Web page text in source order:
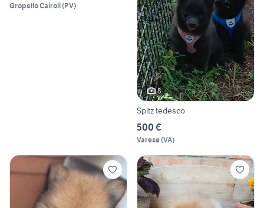
Gropello Cairoli(PV)
8
Spitz tedesco
500 €
Varese(VA)